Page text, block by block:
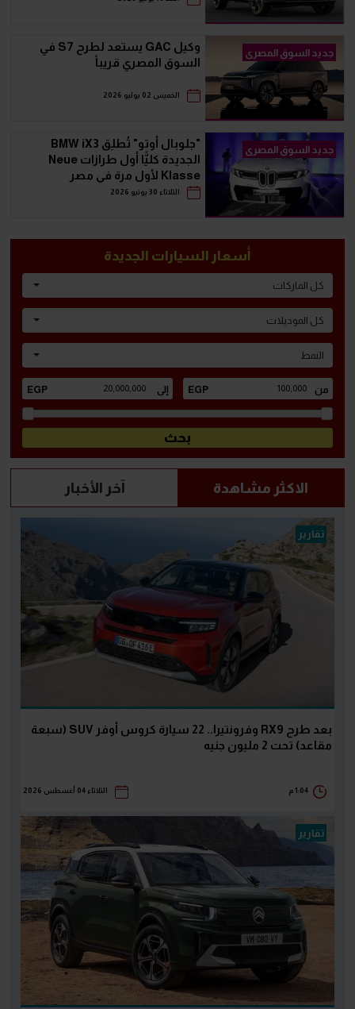
جديد السوق المصرى
وكيل GAC يستعد لطرح S7 في
السوق المصري قريباً
الخميس 02 يوليو 2026
جديد السوق المصرى
"جلوبال أوتو" تُطلِق BMW iX3
الجديدة كليًّا أول طرازات Neue
Klasse لأول مرة في مصر
الثلاثاء 30 يونيو 2026
أسعار السيارات الجديدة
كل الماركات
كل الموديلات
النمط
الاكثر مشاهدة آخر الأخبار
تقارير
بعد طرح RX9 وفرونتيرا.. 22 سيارة كروس أوفر SUV (سبعة
مقاعد) تحت 2 مليون جنيه
1:04 م الثلاثاء 04 أغسطس 2026
تقارير